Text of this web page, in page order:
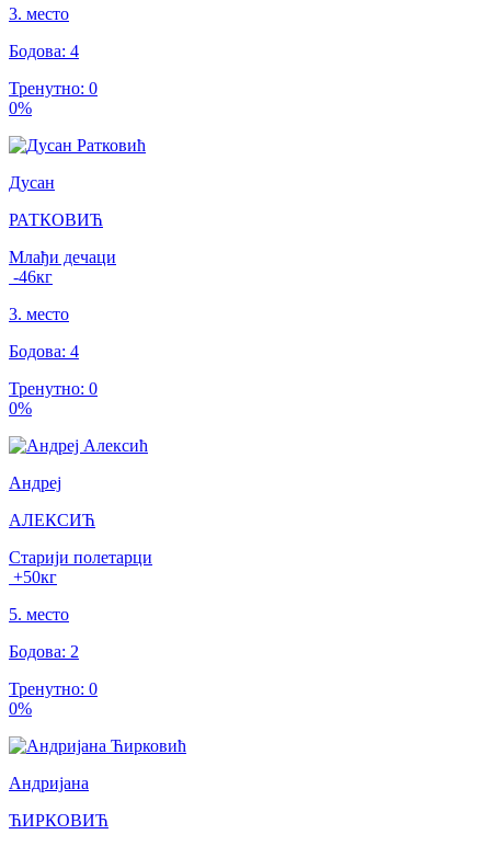
3. место
Бодова: 4
Тренутно: 0
0%
Дусан
РАТКОВИЋ
Млађи дечаци
-46кг
3. место
Бодова: 4
Тренутно: 0
0%
Андреј
АЛЕКСИЋ
Старији полетарци
+50кг
5. место
Бодова: 2
Тренутно: 0
0%
Андријана
ЋИРКОВИЋ